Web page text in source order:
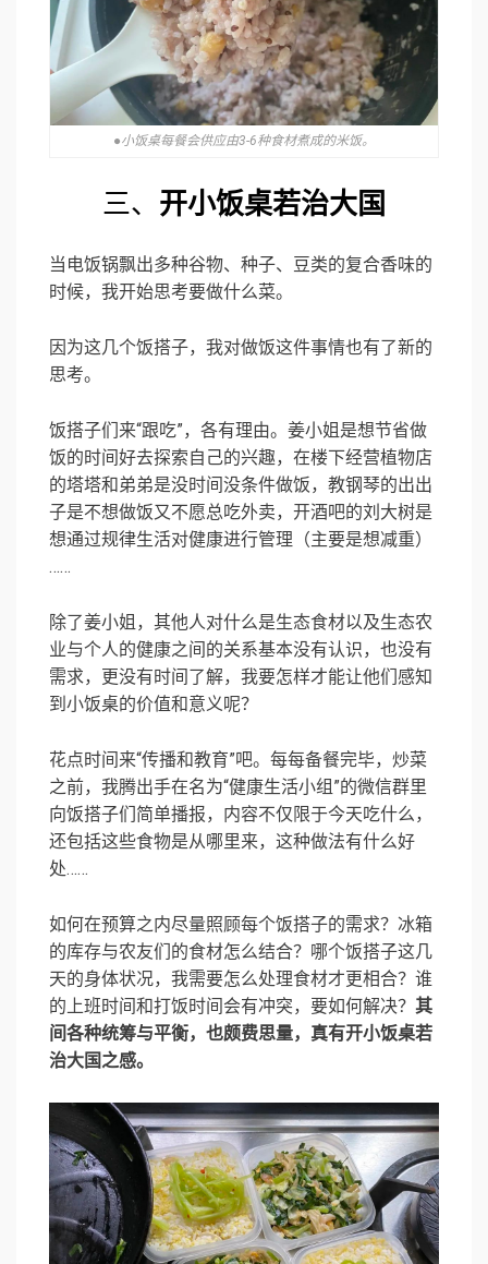
●小饭桌每餐会供应由3-6种食材煮成的米饭。
三、 开小饭桌若治大国
当电饭锅飘出多种谷物、种子、豆类的复合香味的
时候，我开始思考要做什么菜。
因为这几个饭搭子，我对做饭这件事情也有了新的
思考。
饭搭子们来“跟吃”，各有理由。姜小姐是想节省做
饭的时间好去探索自己的兴趣，在楼下经营植物店
的塔塔和弟弟是没时间没条件做饭，教钢琴的出出
子是不想做饭又不愿总吃外卖，开酒吧的刘大树是
想通过规律生活对健康进行管理（主要是想减重）
……
除了姜小姐，其他人对什么是生态食材以及生态农
业与个人的健康之间的关系基本没有认识，也没有
需求，更没有时间了解，我要怎样才能让他们感知
到小饭桌的价值和意义呢？
花点时间来“传播和教育”吧。每每备餐完毕，炒菜
之前，我腾出手在名为“健康生活小组”的微信群里
向饭搭子们简单播报，内容不仅限于今天吃什么，
还包括这些食物是从哪里来，这种做法有什么好
处……
如何在预算之内尽量照顾每个饭搭子的需求？冰箱
的库存与农友们的食材怎么结合？哪个饭搭子这几
天的身体状况，我需要怎么处理食材才更相合？谁
的上班时间和打饭时间会有冲突，要如何解决？ 其
间各种统筹与平衡，也颇费思量，真有开小饭桌若
治大国之感。